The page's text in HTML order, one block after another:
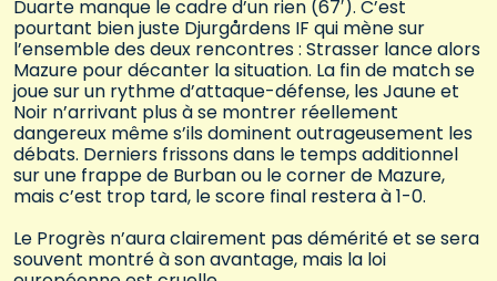
Duarte manque le cadre d’un rien (67′). C’est
pourtant bien juste Djurgårdens IF qui mène sur
l’ensemble des deux rencontres : Strasser lance alors
Mazure pour décanter la situation. La fin de match se
joue sur un rythme d’attaque-défense, les Jaune et
Noir n’arrivant plus à se montrer réellement
dangereux même s’ils dominent outrageusement les
débats. Derniers frissons dans le temps additionnel
sur une frappe de Burban ou le corner de Mazure,
mais c’est trop tard, le score final restera à 1-0.
Le Progrès n’aura clairement pas démérité et se sera
souvent montré à son avantage, mais la loi